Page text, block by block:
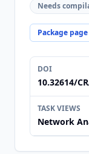
Needs
Package page
DOI
10.32614/
TASK VIEWS
Network